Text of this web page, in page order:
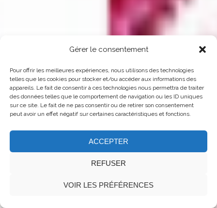
Gérer le consentement
Pour offrir les meilleures expériences, nous utilisons des technologies
telles que les cookies pour stocker et/ou accéder aux informations des
appareils. Le fait de consentir à ces technologies nous permettra de traiter
des données telles que le comportement de navigation ou les ID uniques
sur ce site. Le fait de ne pas consentir ou de retirer son consentement
peut avoir un effet négatif sur certaines caractéristiques et fonctions.
ACCEPTER
REFUSER
VOIR LES PRÉFÉRENCES
©2018 UNITED THEMES™